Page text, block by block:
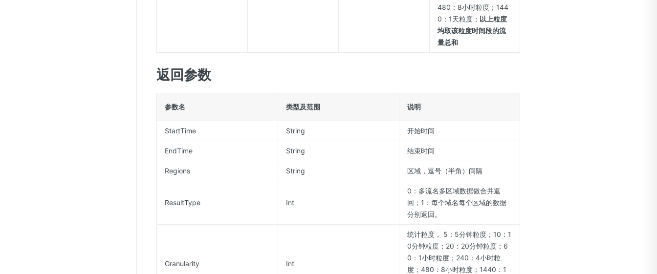
480：8小时粒度；144
0：1天粒度； 以上粒度
均取该粒度时间段的流
量总和
返回参数
参数名 类型及范围 说明
StartTime String 开始时间
EndTime String 结束时间
Regions String 区域，逗号（半角）间隔
ResultType Int
0：多流名多区域数据做合并返
回；1：每个域名每个区域的数据
分别返回。
Granularity Int
统计粒度， 5：5分钟粒度；10：1
0分钟粒度；20：20分钟粒度；6
0：1小时粒度；240：4小时粒
度；480：8小时粒度；1440：1